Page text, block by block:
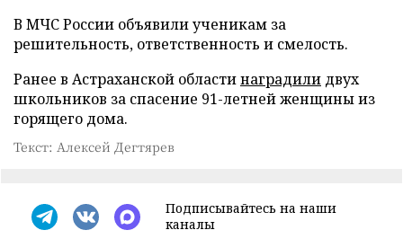
В МЧС России объявили ученикам за
решительность, ответственность и смелость.
Ранее в Астраханской областинаградили двух
школьников за спасение 91-летней женщины из
горящего дома.
Текст: Алексей Дегтярев
Подписывайтесь на наши
каналы